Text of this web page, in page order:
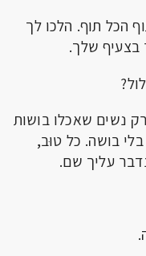
הכל תוף. הלכו לך
שלך.
נשים שאכלו בושות
בושה. כל טוּב,
עליך שם.